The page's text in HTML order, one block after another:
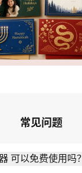
常见问题
可以免费使用吗？